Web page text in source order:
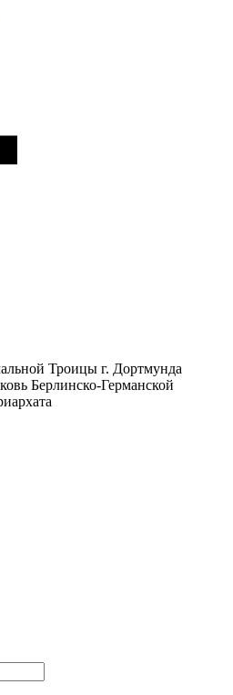
Троицы г. Дортмунда
Берлинско-Германской